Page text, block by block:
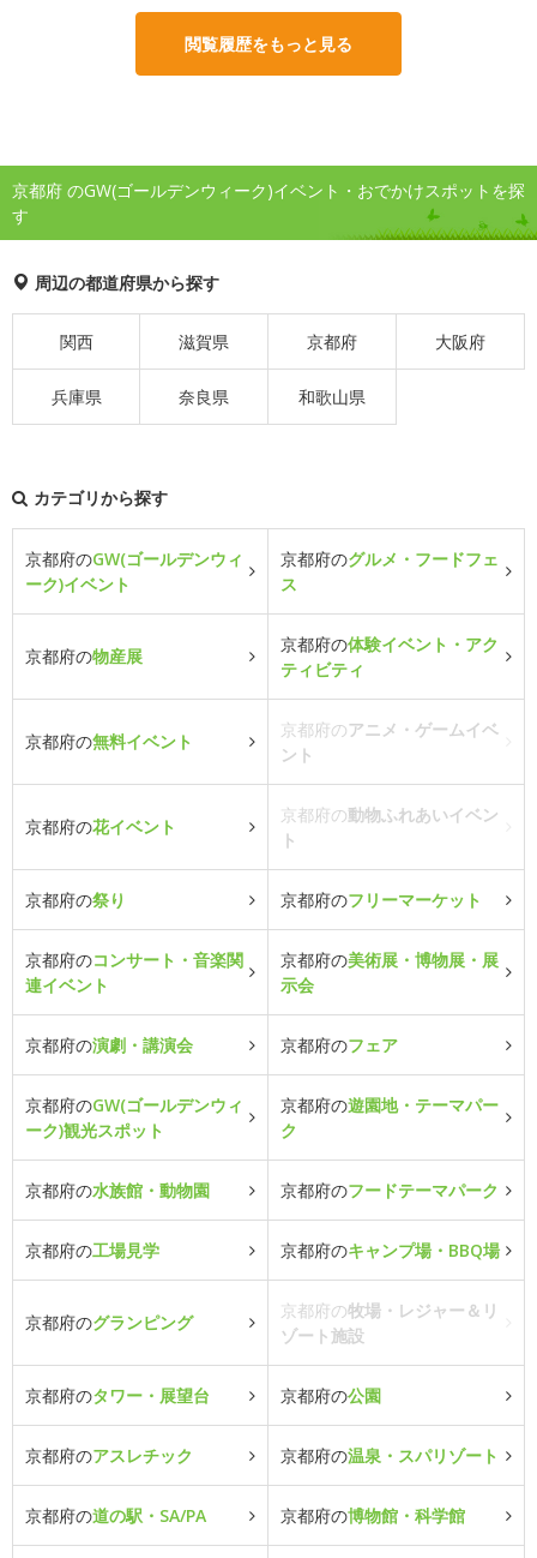
閲覧履歴をもっと見る
京都府 のGW(ゴールデンウィーク)イベント・おでかけスポットを探
す
周辺の都道府県から探す
関西 滋賀県 京都府 大阪府
兵庫県 奈良県 和歌山県
カテゴリから探す
京都府のGW(ゴールデンウィ
ーク)イベント
京都府のグルメ・フードフェ
ス
京都府の物産展
京都府の体験イベント・アク
ティビティ
京都府の無料イベント
京都府のアニメ・ゲームイベ
ント
京都府の花イベント
京都府の動物ふれあいイベン
ト
京都府の祭り 京都府のフリーマーケット
京都府のコンサート・音楽関
連イベント
京都府の美術展・博物展・展
示会
京都府の演劇・講演会 京都府のフェア
京都府のGW(ゴールデンウィ
ーク)観光スポット
京都府の遊園地・テーマパー
ク
京都府の水族館・動物園 京都府のフードテーマパーク
京都府の工場見学 京都府のキャンプ場・BBQ場
京都府のグランピング
京都府の牧場・レジャー＆リ
ゾート施設
京都府のタワー・展望台 京都府の公園
京都府のアスレチック 京都府の温泉・スパリゾート
京都府の道の駅・SA/PA 京都府の博物館・科学館